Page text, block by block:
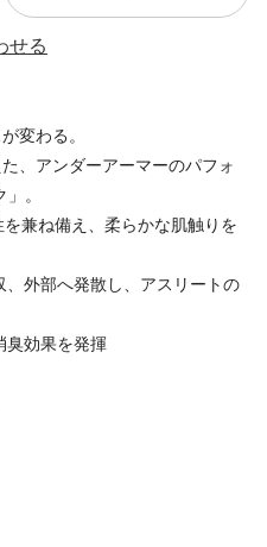
せる
変わる。
、アンダーアーマーのパフォ
。
兼ね備え、柔らかな肌触りを
外部へ発散し、アスリートの
臭効果を発揮